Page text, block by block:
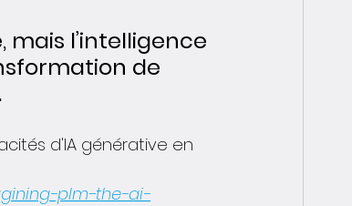
mais l’intelligence
de
d'IA générative en
plm-the-ai-